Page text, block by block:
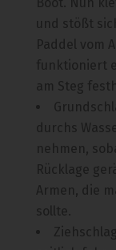
und stößt
Paddel vom
funktioniert
am Steg
durchs
nehmen,
Rücklage
Armen, die
sollte.